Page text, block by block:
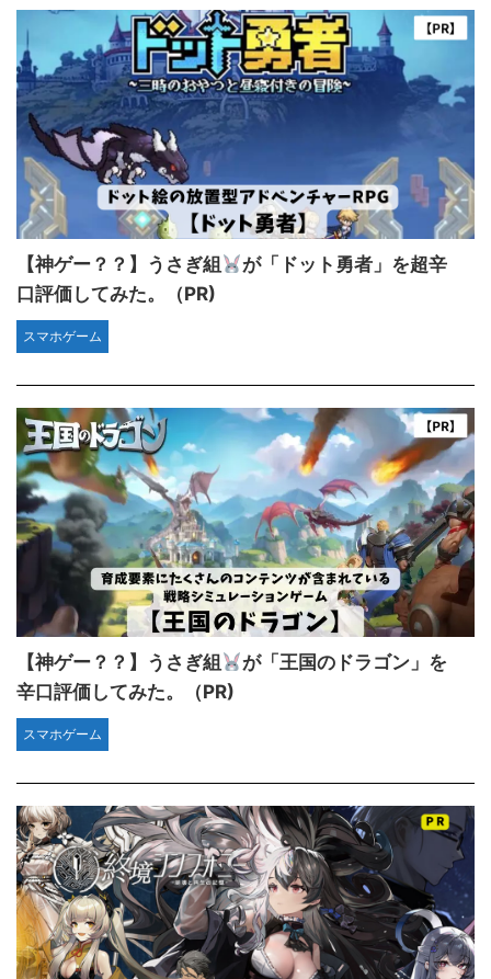
【神ゲー？？】うさぎ組
が「ドット勇者」を超辛
口評価してみた。（PR)
スマホゲーム
【神ゲー？？】うさぎ組
が「王国のドラゴン」を
辛口評価してみた。（PR)
スマホゲーム